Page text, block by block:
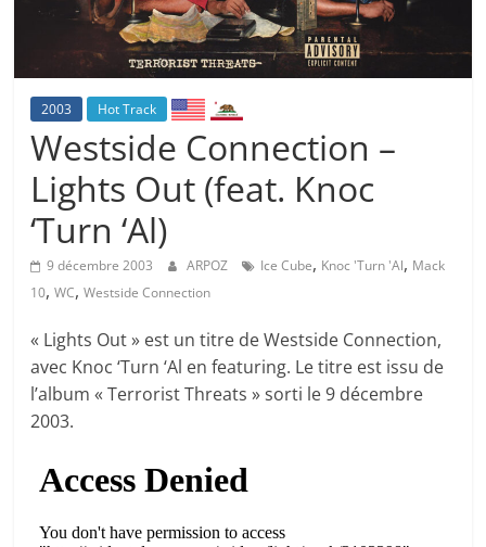
2003 Hot Track
Westside Connection –
Lights Out (feat. Knoc
‘Turn ‘Al)
9 décembre 2003 ARPOZ Ice Cube, Knoc 'Turn 'Al, Mack
10,WC,Westside Connection
« Lights Out » est un titre de Westside Connection,
avec Knoc ‘Turn ‘Al en featuring. Le titre est issu de
l’album « Terrorist Threats » sorti le 9 décembre
2003.